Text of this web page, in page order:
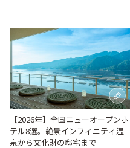
【2026年】全国ニューオープンホ
テル8選。絶景インフィニティ温
泉から文化財の邸宅まで